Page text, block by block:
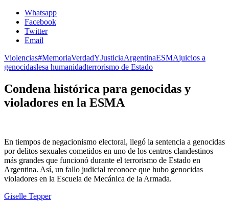
Whatsapp
Facebook
Twitter
Email
Violencias#MemoriaVerdadYJusticiaArgentinaESMAjuicios a
genocidaslesa humanidadterrorismo de Estado
Condena histórica para genocidas y
violadores en la ESMA
En tiempos de negacionismo electoral, llegó la sentencia a genocidas
por delitos sexuales cometidos en uno de los centros clandestinos
más grandes que funcionó durante el terrorismo de Estado en
Argentina. Así, un fallo judicial reconoce que hubo genocidas
violadores en la Escuela de Mecánica de la Armada.
Giselle Tepper